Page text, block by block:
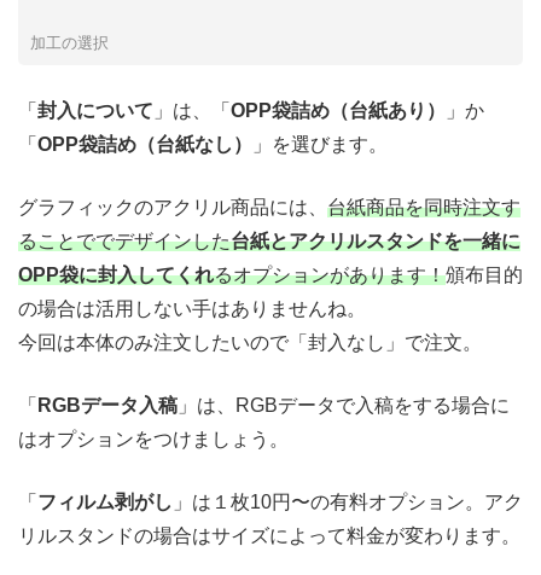
加工の選択
「 封入について 」は、「 OPP袋詰め（台紙あり）
」か
「 OPP袋詰め（台紙なし） 」を選びます。
グラフィックのアクリル商品には、 台紙商品を同時注文す
ることででデザインした台紙とアクリルスタンドを一緒に
OPP袋に封入してくれるオプションがあります！頒布目的
の場合は活用しない手はありませんね。
今回は本体のみ注文したいので「封入なし」で注文。
「 RGBデータ入稿 」は、RGBデータで入稿をする場合に
はオプションをつけましょう。
「 フィルム剥がし 」は１枚10円〜の有料オプション。アク
リルスタンドの場合はサイズによって料金が変わります。